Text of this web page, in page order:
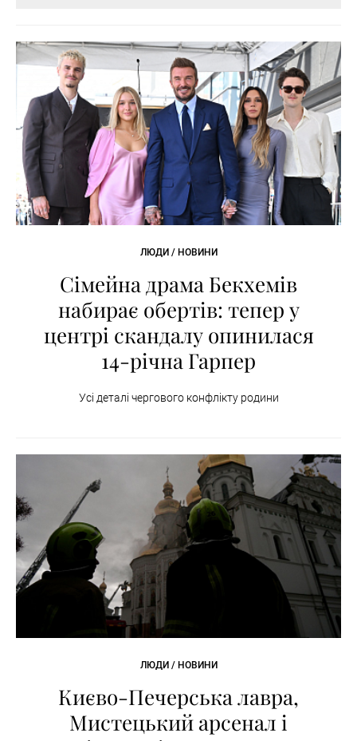
ЛЮДИ / НОВИНИ
Сімейна драма Бекхемів
набирає обертів: тепер у
центрі скандалу опинилася
14-річна Гарпер
Усі деталі чергового конфлікту родини
ЛЮДИ / НОВИНИ
Києво-Печерська лавра,
Мистецький арсенал і